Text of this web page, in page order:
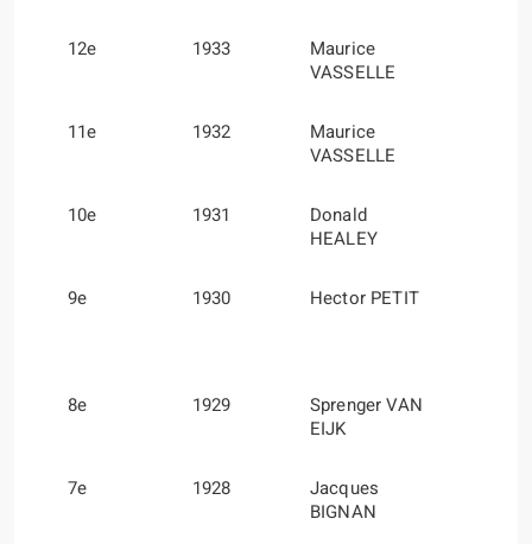
12e 1933
Maurice
VASSELLE
11e 1932
Maurice
VASSELLE
10e 1931
Donald
HEALEY
9e 1930 Hector PETIT
8e 1929
Sprenger VAN
EIJK
7e 1928
Jacques
BIGNAN